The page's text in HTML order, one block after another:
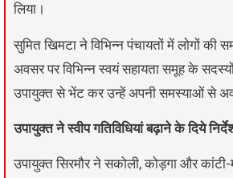
लिया।
सुमित खिमटा ने विभिन्न पंचायतों में लोगों की
अवसर पर विभिन्न स्वयं सहायता समूह के
उपायुक्त से भेंट कर उन्हें अपनी समस्याओं से
उपायुक्त ने स्वीप गतिविधियां बढ़ाने के दिये
उपायुक्त सिरमौर ने सकोली, कोड़गा और कांटी-